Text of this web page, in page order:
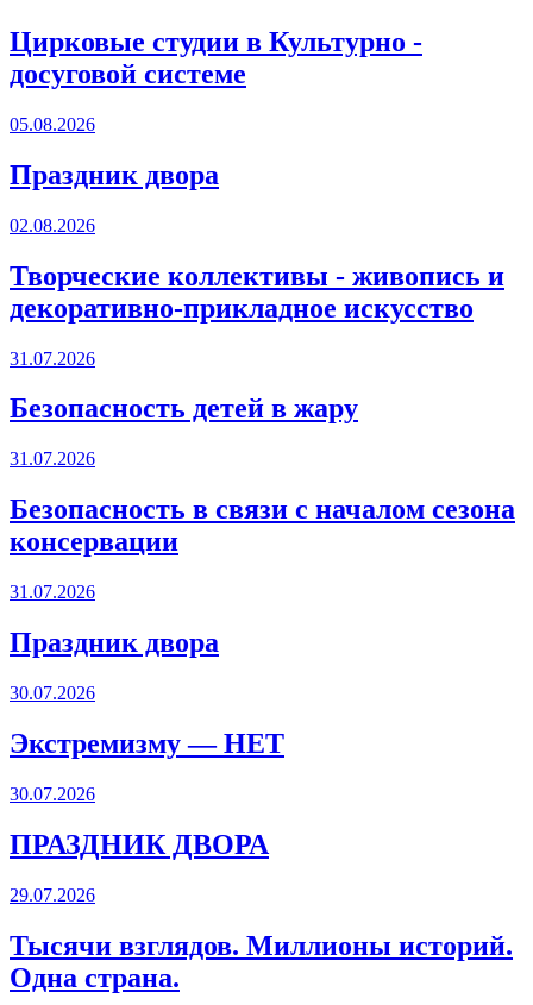
Цирковые студии в Культурно -
досуговой системе
05.08.2026
Праздник двора
02.08.2026
Творческие коллективы - живопись и
декоративно-прикладное искусство
31.07.2026
Безопасность детей в жару
31.07.2026
Безопасность в связи с началом сезона
консервации
31.07.2026
Праздник двора
30.07.2026
Экстремизму — НЕТ
30.07.2026
ПРАЗДНИК ДВОРА️
29.07.2026
Тысячи взглядов. Миллионы историй.
Одна страна.